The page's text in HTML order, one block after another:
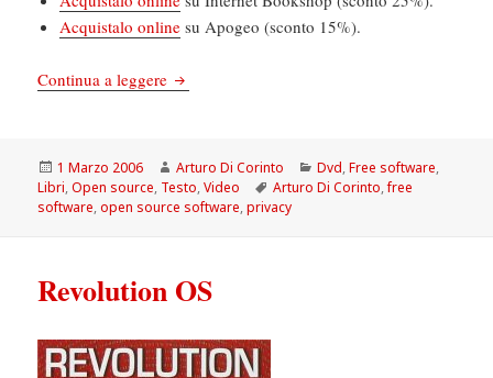
Acquistalo online su Apogeo (sconto 15%).
Continua a leggere Revolution Open Source II: un libro e un film
Scritto
il
1 Marzo 2006 Autore
Arturo Di Corinto Categorie
Dvd,Free software,
Libri,Open source, Testo,Video Tag
Arturo Di Corinto,free
software,open source software,privacy
Revolution OS